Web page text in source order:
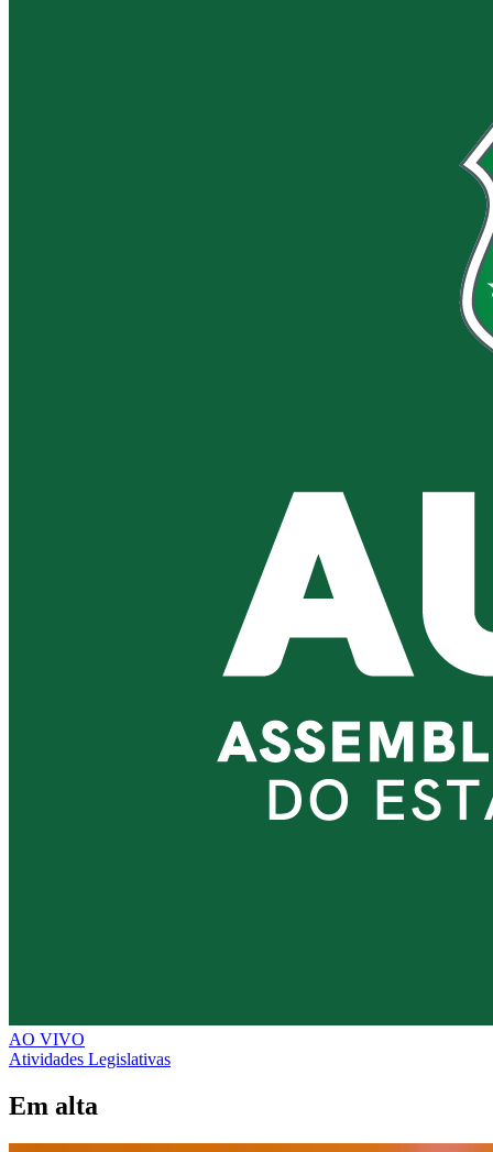
AO VIVO
Atividades Legislativas
Em alta